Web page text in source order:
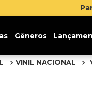
Gêneros
VINIL NACIONAL